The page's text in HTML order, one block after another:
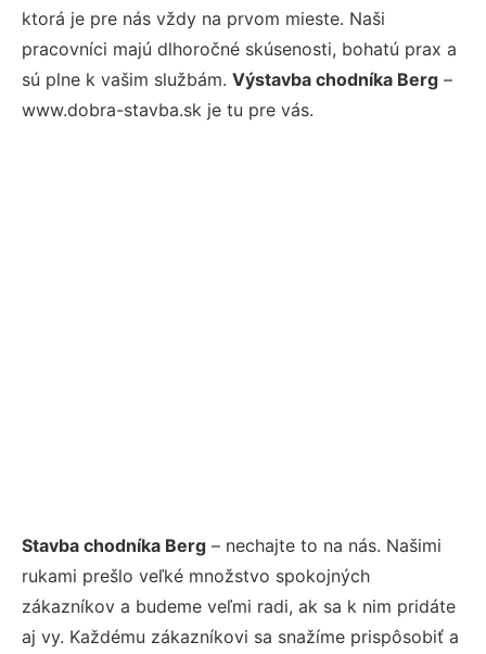
ktorá je pre nás vždy na prvom mieste. Naši
pracovníci majú dlhoročné skúsenosti, bohatú prax a
sú plne k vašim službám. Výstavba chodníka Berg –
www.dobra-stavba.sk je tu pre vás.
Stavba chodníka Berg – nechajte to na nás. Našimi
rukami prešlo veľké množstvo spokojných
zákazníkov a budeme veľmi radi, ak sa k nim pridáte
aj vy. Každému zákazníkovi sa snažíme prispôsobiť a